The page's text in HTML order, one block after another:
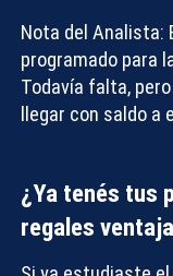
Nota del Analista:
programado para
Todavía falta,
llegar con saldo a
¿Ya tenés tus
regales